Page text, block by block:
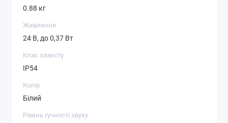
0.88 кг
Живлення
24 В, до 0,37 Вт
Клас захисту
IP54
Колір
Білий
Рівень гучності звуку